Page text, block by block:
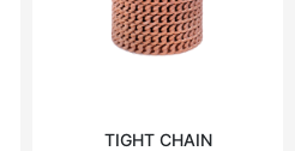
TIGHT CHAIN